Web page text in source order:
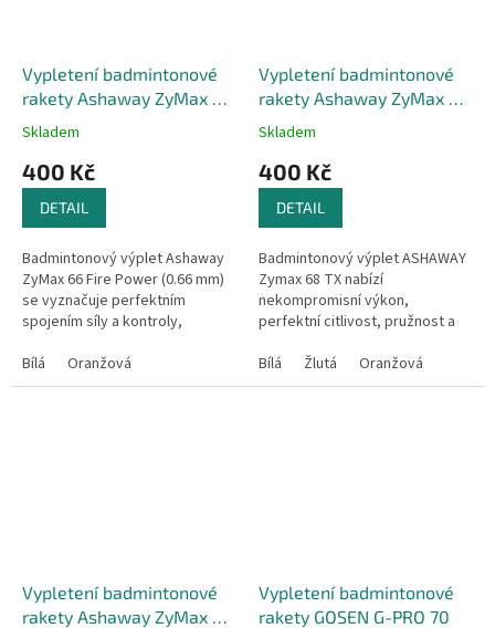
Vypletení badmintonové
rakety Ashaway ZyMax 66
Fire Power
Skladem
400 Kč
DETAIL
Badmintonový výplet Ashaway
ZyMax 66 Fire Power (0.66 mm)
se vyznačuje perfektním
spojením síly a kontroly,
zvukem.
Bílá Oranžová
Vypletení badmintonové
rakety Ashaway ZyMax 68
TX
Skladem
400 Kč
DETAIL
Badmintonový výplet ASHAWAY
Zymax 68 TX nabízí
nekompromisní výkon,
perfektní citlivost, pružnost a
zachováním dostatečné
trvanlivosti. Je...
Bílá Žlutá Oranžová
Vypletení badmintonové
rakety Ashaway ZyMax 69
Vypletení badmintonové
rakety GOSEN G-PRO 70